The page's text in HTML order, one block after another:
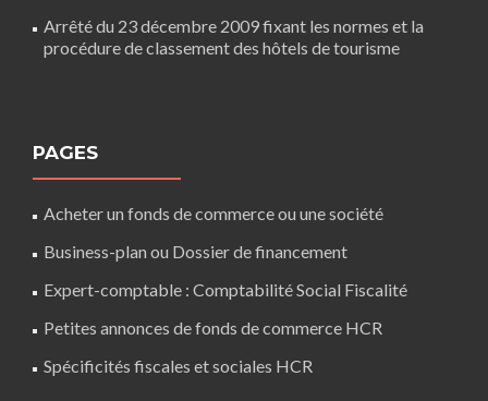
Arrêté du 23 décembre 2009 fixant les normes et la
procédure de classement des hôtels de tourisme
PAGES
Acheter un fonds de commerce ou une société
Business-plan ou Dossier de financement
Expert-comptable : Comptabilité Social Fiscalité
Petites annonces de fonds de commerce HCR
Spécificités fiscales et sociales HCR